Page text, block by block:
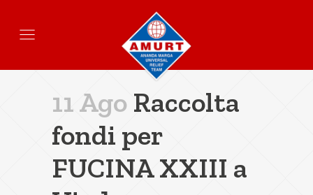
11 Ago Raccolta
fondi per
FUCINA XXIII a